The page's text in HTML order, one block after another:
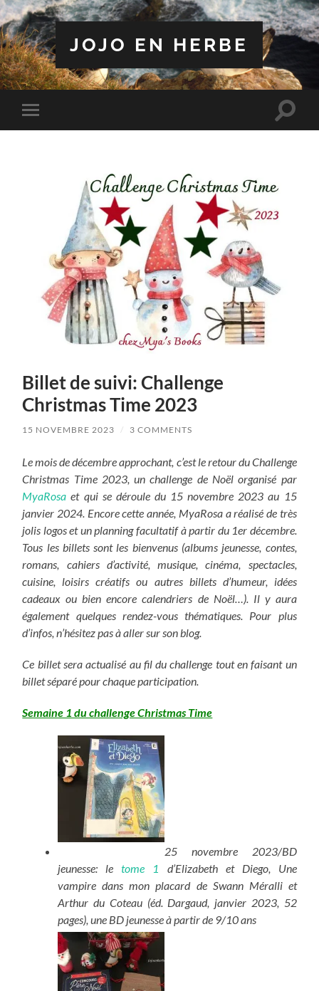
JOJO EN HERBE
Toggle
mobile
Toggle
Billet de suivi: Challenge
Christmas Time 2023
15 NOVEMBRE 2023 / 3 COMMENTS
Le mois de décembre approchant, c’est le retour du Challenge
Christmas Time 2023, un challenge de Noël organisé par
MyaRosa et qui se déroule du 15 novembre 2023 au 15
janvier 2024. Encore cette année, MyaRosa a réalisé de très
jolis logos et un planning facultatif à partir du 1er décembre.
Tous les billets sont les bienvenus (albums jeunesse, contes,
romans, cahiers d’activité, musique, cinéma, spectacles,
cuisine, loisirs créatifs ou autres billets d’humeur, idées
cadeaux ou bien encore calendriers de Noël…). Il y aura
également quelques rendez-vous thématiques. Pour plus
d’infos, n’hésitez pas à aller sur son blog.
Ce billet sera actualisé au fil du challenge tout en faisant un
billet séparé pour chaque participation.
Semaine 1 du challenge Christmas Time
25 novembre 2023/BD
jeunesse: letome 1
d’Elizabeth et Diego, Une
vampire dans mon placard de Swann Méralli et
Arthur du Coteau (éd. Dargaud, janvier 2023, 52
pages), une BD jeunesse à partir de 9/10 ans